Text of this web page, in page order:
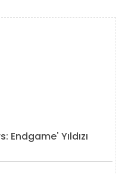
Endgame' Yıldızı